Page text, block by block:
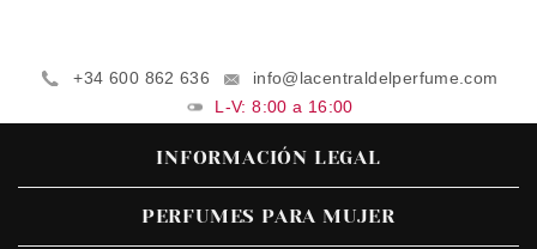
+34 600 862 636
info@lacentraldelperfume.com
L-V: 8:00 a 16:00
INFORMACIÓN LEGAL
PERFUMES PARA MUJER